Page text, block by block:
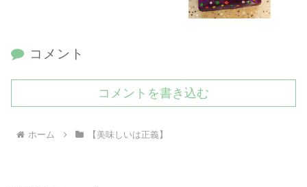
コメント
コメントを書き込む
ホーム 【美味しいは正義】